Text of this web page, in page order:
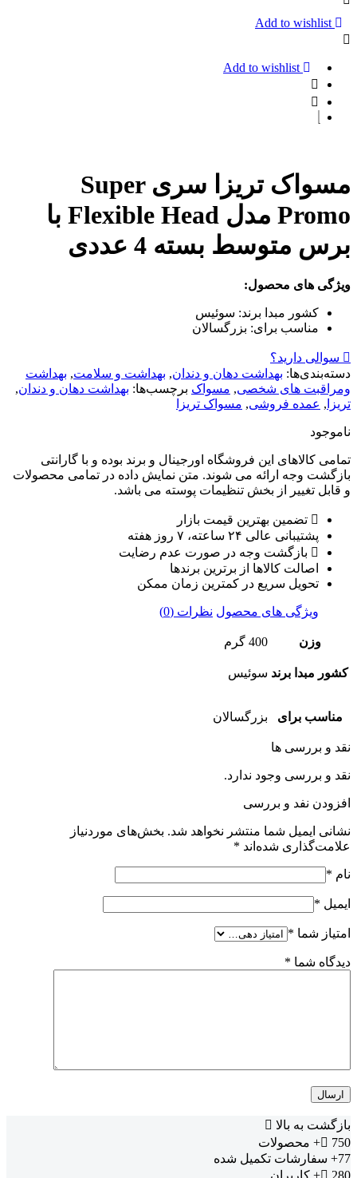
رایحه
Idea
power
Add to wishlist
Add to wishlist
مسواک تریزا سری Super
Promo مدل Flexible Head با
برس متوسط بسته 4 عددی
ویژگی های محصول:
کشور مبدا برند: سوئیس
مناسب برای: بزرگسالان
سوالی دارید؟
دسته‌بندی‌ها: بهداشت دهان و دندان, بهداشت و سلامت, بهداشت
ومراقبت های شخصی, مسواک برچسب‌ها: بهداشت دهان و دندان,
تریزا , عمده فروشی, مسواک تریزا
ناموجود
تمامی کالاهای این فروشگاه اورجینال و برند بوده و با گارانتی
بازگشت وجه ارائه می شوند. متن نمایش داده در تمامی محصولات
و قابل تغییر از بخش تنظیمات پوسته می باشد.
تضمین بهترین قیمت بازار
پشتیبانی عالی ۲۴ ساعته، ۷ روز هفته
بازگشت وجه در صورت عدم رضایت
اصالت کالاها از برترین برندها
تحویل سریع در کمترین زمان ممکن
ویژگی های محصول نظرات (0)
وزن 400 گرم
کشور مبدا برند سوئیس
مناسب برای بزرگسالان
نقد و بررسی ها
نقد و بررسی وجود ندارد.
افزودن نفد و بررسی
نشانی ایمیل شما منتشر نخواهد شد. بخش‌های موردنیاز
علامت‌گذاری شده‌اند *
نام *
ایمیل *
امتیاز شما *
دیدگاه شما *
بازگشت به بالا
750+
محصولات
77+
سفارشات تکمیل شده
280+
کاربران